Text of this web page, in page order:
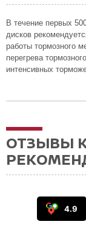
В течение первых
дисков
работы тормозного
перегрева
интенсивных
ОТЗЫВЫ
4.9